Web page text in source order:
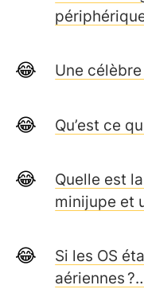
Une
Qu’est ce
Quelle est
minijupe et
Si les OS
aériennes